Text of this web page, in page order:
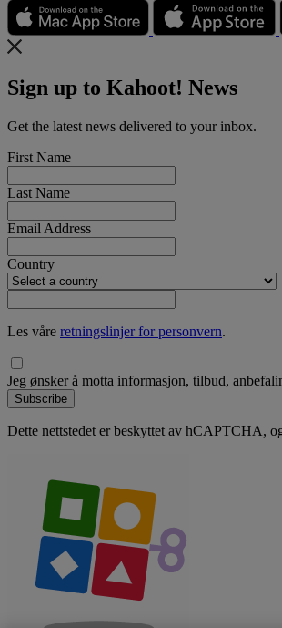
Sign up to Kahoot! News
Get the latest news delivered to your inbox.
First Name
Last Name
Email Address
Country
Les våre retningslinjer for personvern.
Jeg ønsker å motta informasjon, tilbud,
Subscribe
Dette nettstedet er beskyttet av hCAPTCHA,